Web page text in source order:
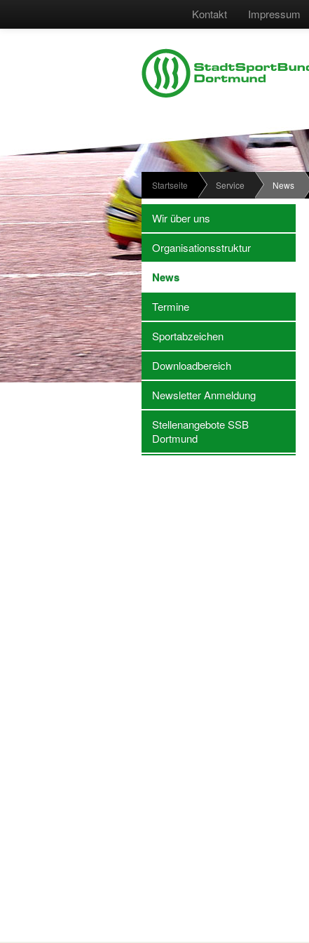
Kontakt Impressum
Startseite Service News
Wir über uns
Organisationsstruktur
News
Termine
Sportabzeichen
Downloadbereich
Newsletter Anmeldung
Stellenangebote SSB
Dortmund